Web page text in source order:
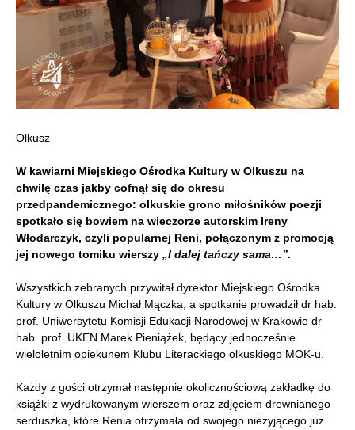
Olkusz
W kawiarni Miejskiego Ośrodka Kultury w Olkuszu na
chwilę czas jakby cofnął się do okresu
przedpandemicznego: olkuskie grono miłośników poezji
spotkało się bowiem na wieczorze autorskim Ireny
Włodarczyk, czyli popularnej Reni, połączonym z promocją
jej nowego tomiku wierszy „I dalej tańczy sama…”.
Wszystkich zebranych przywitał dyrektor Miejskiego Ośrodka
Kultury w Olkuszu Michał Mączka, a spotkanie prowadził dr hab.
prof. Uniwersytetu Komisji Edukacji Narodowej w Krakowie dr
hab. prof. UKEN Marek Pieniążek, będący jednocześnie
wieloletnim opiekunem Klubu Literackiego olkuskiego MOK-u.
Każdy z gości otrzymał następnie okolicznościową zakładkę do
książki z wydrukowanym wierszem oraz zdjęciem drewnianego
serduszka, które Renia otrzymała od swojego nieżyjącego już